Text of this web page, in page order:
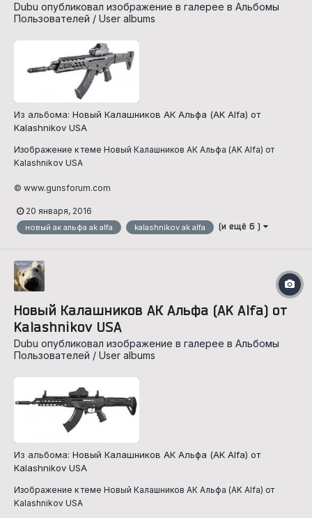
Dubu опубликовал изображение в галерее в Альбомы
Пользователей / User albums
Из альбома: Новый Калашников АК Альфа (AK Alfa) от
Kalashnikov USA
Изображение к теме Новый Калашников АК Альфа (AK Alfa) от
Kalashnikov USA
© www.gunsforum.com
20 января, 2016
новый ак альфа ak alfa kalashnikov ak alfa (и ещё 6 )
Новый Калашников АК Альфа (AK Alfa) от
Kalashnikov USA
Dubu опубликовал изображение в галерее в Альбомы
Пользователей / User albums
Из альбома: Новый Калашников АК Альфа (AK Alfa) от
Kalashnikov USA
Изображение к теме Новый Калашников АК Альфа (AK Alfa) от
Kalashnikov USA